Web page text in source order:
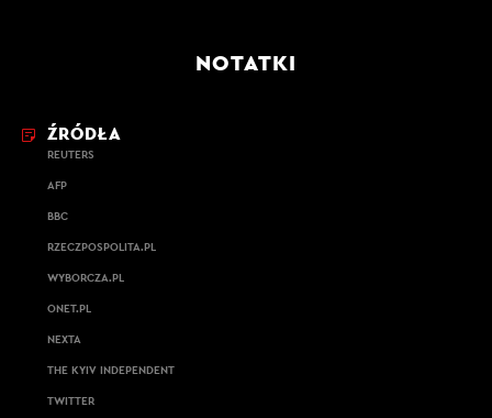
NOTATKI
ŹRÓDŁA
REUTERS
AFP
BBC
RZECZPOSPOLITA.PL
WYBORCZA.PL
ONET.PL
NEXTA
THE KYIV INDEPENDENT
TWITTER